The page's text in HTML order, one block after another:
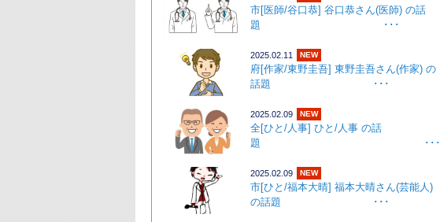
市[医師/谷口恭] 谷口恭さん(医師) の話
題 ･･･
2025.02.11 NEW
府[作家/東野圭吾] 東野圭吾さん(作家) の
話題 ･･･
2025.02.09 NEW
全[ひと/人事] ひと/人事 の話
題 ･･･
2025.02.09 NEW
市[ひと/福本大晴] 福本大晴さん(芸能人)
の話題 ･･･